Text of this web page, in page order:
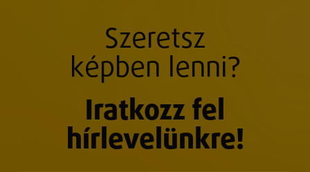
Szeretsz
képben lenni?
Iratkozz fel
hírlevelünkre!